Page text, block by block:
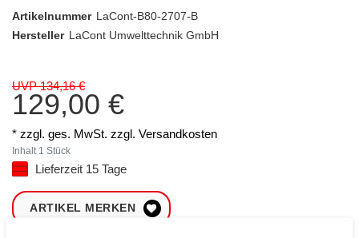
Artikelnummer LaCont-B80-2707-B
Hersteller LaCont Umwelttechnik GmbH
UVP 134,16 €
129,00 €
* zzgl. ges. MwSt. zzgl. Versandkosten
Inhalt 1 Stück
Lieferzeit 15 Tage
ARTIKEL MERKEN